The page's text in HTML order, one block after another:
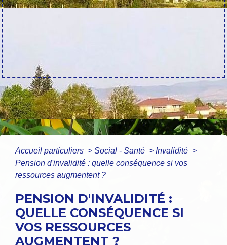
Accueil particuliers > Social - Santé > Invalidité >
Pension d'invalidité : quelle conséquence si vos
ressources augmentent ?
PENSION D'INVALIDITÉ :
QUELLE CONSÉQUENCE SI
VOS RESSOURCES
AUGMENTENT ?